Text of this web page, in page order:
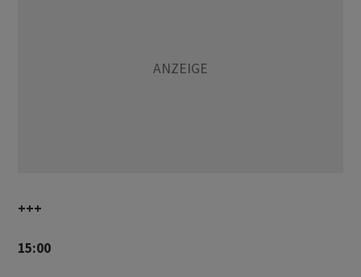
+++
15:00